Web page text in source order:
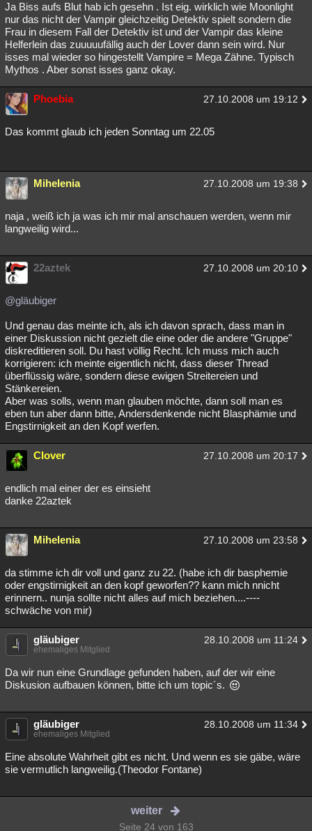
Ja Biss aufs Blut hab ich gesehn . Ist eig. wirklich wie Moonlight
nur das nicht der Vampir gleichzeitig Detektiv spielt sondern die
Frau in diesem Fall der Detektiv ist und der Vampir das kleine
Helferlein das zuuuuufällig auch der Lover dann sein wird. Nur
isses mal wieder so hingestellt Vampire = Mega Zähne. Typisch
Mythos . Aber sonst isses ganz okay.
Phoebia 27.10.2008 um 19:12
Das kommt glaub ich jeden Sonntag um 22.05
Mihelenia 27.10.2008 um 19:38
naja , weiß ich ja was ich mir mal anschauen werden, wenn mir
langweilig wird...
22aztek 27.10.2008 um 20:10
@gläubiger
Und genau das meinte ich, als ich davon sprach, dass man in
einer Diskussion nicht gezielt die eine oder die andere "Gruppe"
diskreditieren soll. Du hast völlig Recht. Ich muss mich auch
korrigieren: ich meinte eigentlich nicht, dass dieser Thread
überflüssig wäre, sondern diese ewigen Streitereien und
Stänkereien.
Aber was solls, wenn man glauben möchte, dann soll man es
eben tun aber dann bitte, Andersdenkende nicht Blasphämie und
Engstirnigkeit an den Kopf werfen.
Clover 27.10.2008 um 20:17
endlich mal einer der es einsieht
danke 22aztek
Mihelenia 27.10.2008 um 23:58
da stimme ich dir voll und ganz zu 22. (habe ich dir basphemie
oder engstirnigkeit an den kopf geworfen?? kann mich nnicht
erinnern.. nunja sollte nicht alles auf mich beziehen....----
schwäche von mir)
gläubiger 28.10.2008 um 11:24
ehemaliges Mitglied
Da wir nun eine Grundlage gefunden haben, auf der wir eine
Diskusion aufbauen können, bitte ich um topic´s.
gläubiger 28.10.2008 um 11:34
ehemaliges Mitglied
Eine absolute Wahrheit gibt es nicht. Und wenn es sie gäbe, wäre
sie vermutlich langweilig.(Theodor Fontane)
weiter
Seite 24 von 163